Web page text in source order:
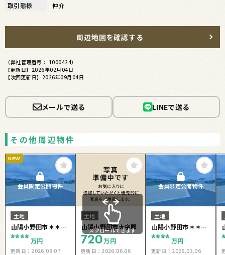
取引態様
仲介
周辺地図を確認する
（弊社管理番号： 1000424）
【更新日】2026年02月04日
【次回更新日】2026年09月04日
メールで送る LINEで送る
その他周辺物件
会員限定公開物件
NEW
土地
山陽小野田市＊＊＊
＊
****万円
更新日： 2026.08.07
土地
山陽小野田市大字郡
720万円
更新日： 2026.06.06
会員限定公開物件
土地
山陽小野田市＊＊＊
＊
****万円
更新日： 2026.03.06
スクロールできます